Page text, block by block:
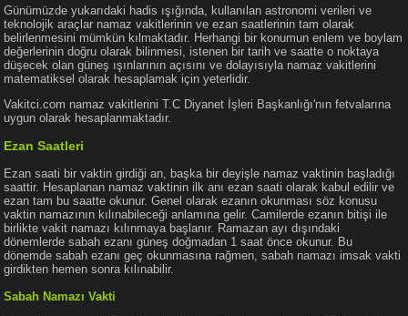
Günümüzde yukarıdaki hadis ışığında, kullanılan astronomi verileri ve
teknolojik araçlar namaz vakitlerinin ve ezan saatlerinin tam olarak
belirlenmesini mümkün kılmaktadır. Herhangi bir konumun enlem ve boylam
değerlerinin doğru olarak bilinmesi, istenen bir tarih ve saatte o noktaya
düşecek olan güneş ışınlarının açısını ve dolayısıyla namaz vakitlerini
matematiksel olarak hesaplamak için yeterlidir.
Vakitci.com namaz vakitlerini T.C Diyanet İşleri Başkanlığı'nın fetvalarına
uygun olarak hesaplanmaktadır.
Ezan Saatleri
Ezan saati bir vaktin girdiği an, başka bir deyişle namaz vaktinin başladığı
saattir. Hesaplanan namaz vaktinin ilk anı ezan saati olarak kabul edilir ve
ezan tam bu saatte okunur. Genel olarak ezanın okunması söz konusu
vaktin namazının kılınabileceği anlamına gelir. Camilerde ezanın bitişi ile
birlikte vakit namazı kılınmaya başlanır. Ramazan ayı dışındaki
dönemlerde sabah ezanı güneş doğmadan 1 saat önce okunur. Bu
dönemde sabah ezanı geç okunmasına rağmen, sabah namazı imsak vakti
girdikten hemen sonra kılınabilir.
Sabah Namazı Vakti